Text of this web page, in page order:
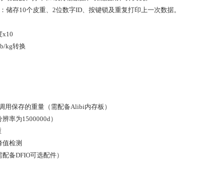
储存10个皮重、2位数字ID、按键锁及重复打印上一次数据。
x10
kg转换
用保存的重量（需配备Alibi内存板）
率为1500000d）
值检测
备DFIO可选配件）